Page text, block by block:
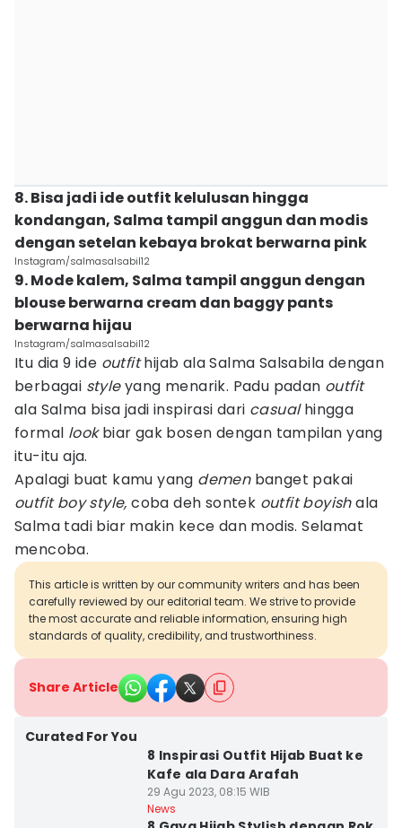
8. Bisa jadi ide outfit kelulusan hingga
kondangan, Salma tampil anggun dan modis
dengan setelan kebaya brokat berwarna pink
Instagram/salmasalsabil12
9. Mode kalem, Salma tampil anggun dengan
blouse berwarna cream dan baggy pants
berwarna hijau
Instagram/salmasalsabil12
Itu dia 9 ide outfithijab ala Salma Salsabila dengan
berbagai styleyang menarik. Padu padan outfit
ala Salma bisa jadi inspirasi dari casualhingga
formal lookbiar gak bosen dengan tampilan yang
itu-itu aja.
Apalagi buat kamu yang demenbanget pakai
outfit boy style, coba deh sontek outfit boyishala
Salma tadi biar makin kece dan modis. Selamat
mencoba.
This article is written by our community writers and has been
carefully reviewed by our editorial team. We strive to provide
the most accurate and reliable information, ensuring high
standards of quality, credibility, and trustworthiness.
Share Article
Curated For You
8 Inspirasi Outfit Hijab Buat ke
Kafe ala Dara Arafah
29 Agu 2023, 08:15 WIB
News